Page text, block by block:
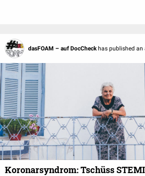
dasFOAM – auf DocCheck has published an
Koronarsyndrom: Tschüss